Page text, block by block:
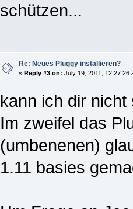
schützen...
Re: Neues Pluggy installieren?
« Reply #3 on: July 19, 2011, 12:27:26
kann ich dir
Im zweifel das
(umbenenen)
1.11 basies